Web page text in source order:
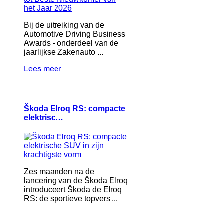
Bij de uitreiking van de
Automotive Driving Business
Awards - onderdeel van de
jaarlijkse Zakenauto ...
Lees meer
Škoda Elroq RS: compacte
elektrisc…
Zes maanden na de
lancering van de Škoda Elroq
introduceert Škoda de Elroq
RS: de sportieve topversi...